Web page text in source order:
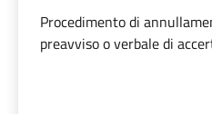
Procedimento di
preavviso o verbale di